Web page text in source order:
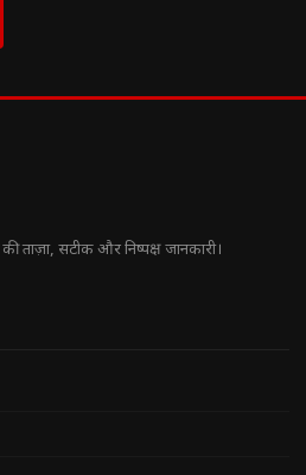
ताज़ा, सटीक और निष्पक्ष जानकारी।